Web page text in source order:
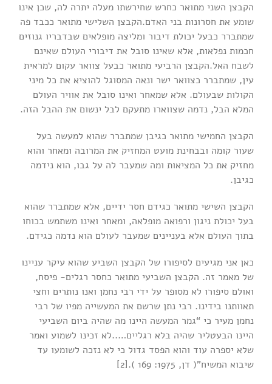
הקבצן השני מתואר כחרש שחירשתו מעלה יתרה לה, שכן אינו
שומע את חסרונות בני האדם.הקבצן השלישי מתואר ככבד פה
שמתברר כבעל יכולת דיבור ומליצה מופלאים שבדבריו גנוזים
חכמות נפלאות, אלא שאינו סובל את דיבורי העולם שאינם
לשבח האל.הקבצן הרביעי מתואר כבעל צוואר עקום למראית
עין, שמתברר כצוואר ישר ונאה המסוגל להוציא את כל מיני
הקולות שבעולם. אלא שמאחר ואינו סובל את אוויר העולם
המלא הבל, נדמה שצווארו מתעקם לבל ינשום את ההבל הזה.
הקבצן החמישי מתואר כגיבן שמתברר שהוא למעשה בעל
שעור קומה ובבחינת מועט המחזיק את המרובה ומאחר והוא
מחזיק את כל המציאות ומה שמעבר לה על גבו, הוא נידמה
כגיבן.
הקבצן השישי מתואר כגידם חסר ידיים, אלא שמתברר שהוא
בעל יכולת ניגון ורפואה מופלאה, ומאחר ואינו משתמש בכוחו
בתוך העולם אלא בעניינים שמעבר לעולם הוא נדמה כגידם.
כאן אני מגיעים לסיפורו של הקבצן השביע שהוא עיקר עניינו
של מאמר זה. הקבצן השביעי מתואר כחסר רגלים- פיסח,
ואולם סיפורו לא מסופר על ידי רבי נחמן ואנו נותרים וחצי
תאוותנו בידינו. רבי נתן שרשם את המעשייה מפיו של רבי
נחמן מעיר כי “גמר המעשה היינו מה שהיה ביום השביעי
היינו הבעטליר שהיה בלא רגליים…..לא זכינו לשמוע ואמר
שלא יספרה עוד והוא הפסד גדול כי לא נזכה לשומעו עד
שיבוא המשיח”( דן, 1975: 169 ).[2]